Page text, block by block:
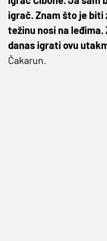
igrač. Znam što je
težinu nosi na leđima.
danas igrati ovu
Čakarun.